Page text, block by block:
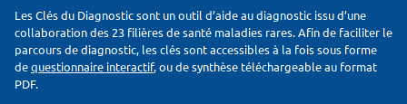
Les Clés du Diagnostic sont un outil d’aide au diagnostic issu d’une
collaboration des 23 filières de santé maladies rares. Afin de faciliter le
parcours de diagnostic, les clés sont accessibles à la fois sous forme
dequestionnaire interactif, ou de synthèse téléchargeable au format
PDF.